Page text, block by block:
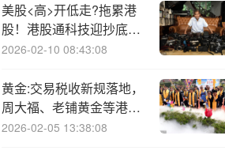
美股<高>开低走?拖累港
股！港股通科技迎抄底良
机？
2026-02-10 08:43:08
黄金:交易税收新规落地，
周大福、老铺黄金等港股
黄金股大跌
2026-02-05 13:38:08